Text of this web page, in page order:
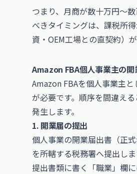
つまり、月商が数十万円〜
べきタイミングは、課税所
資・OEM工場との直契約）
Amazon FBA個人事業主の
Amazon FBAを個人事業主
が必要です。順序を間違え
発生します。
1. 開業届の提出
個人事業の開業届出書（正
を所轄する税務署へ提出し
提出書類に書く「職業」欄